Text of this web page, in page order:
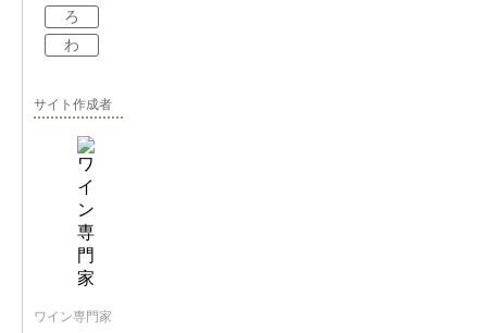
ろ
わ
サイト作成者
ワイン専門家